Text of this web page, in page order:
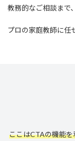
教務的なご相談まで、
プロの家庭教師に任
ここはCTAの機能